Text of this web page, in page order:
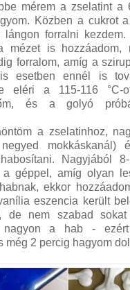
mérem a zselatint a
Közben a cukrot
lángon forralni
mézet is hozzáadom,
forralom, amíg a
esetben ennél is
eléri a 115-116
és a golyó
a zselatinhoz,
mokkáskanál)
Nagyjából
a géppel, amíg olyan
ekkor
eszencia került
de nem szabad
a hab - ezért
még 2 percig hagyom